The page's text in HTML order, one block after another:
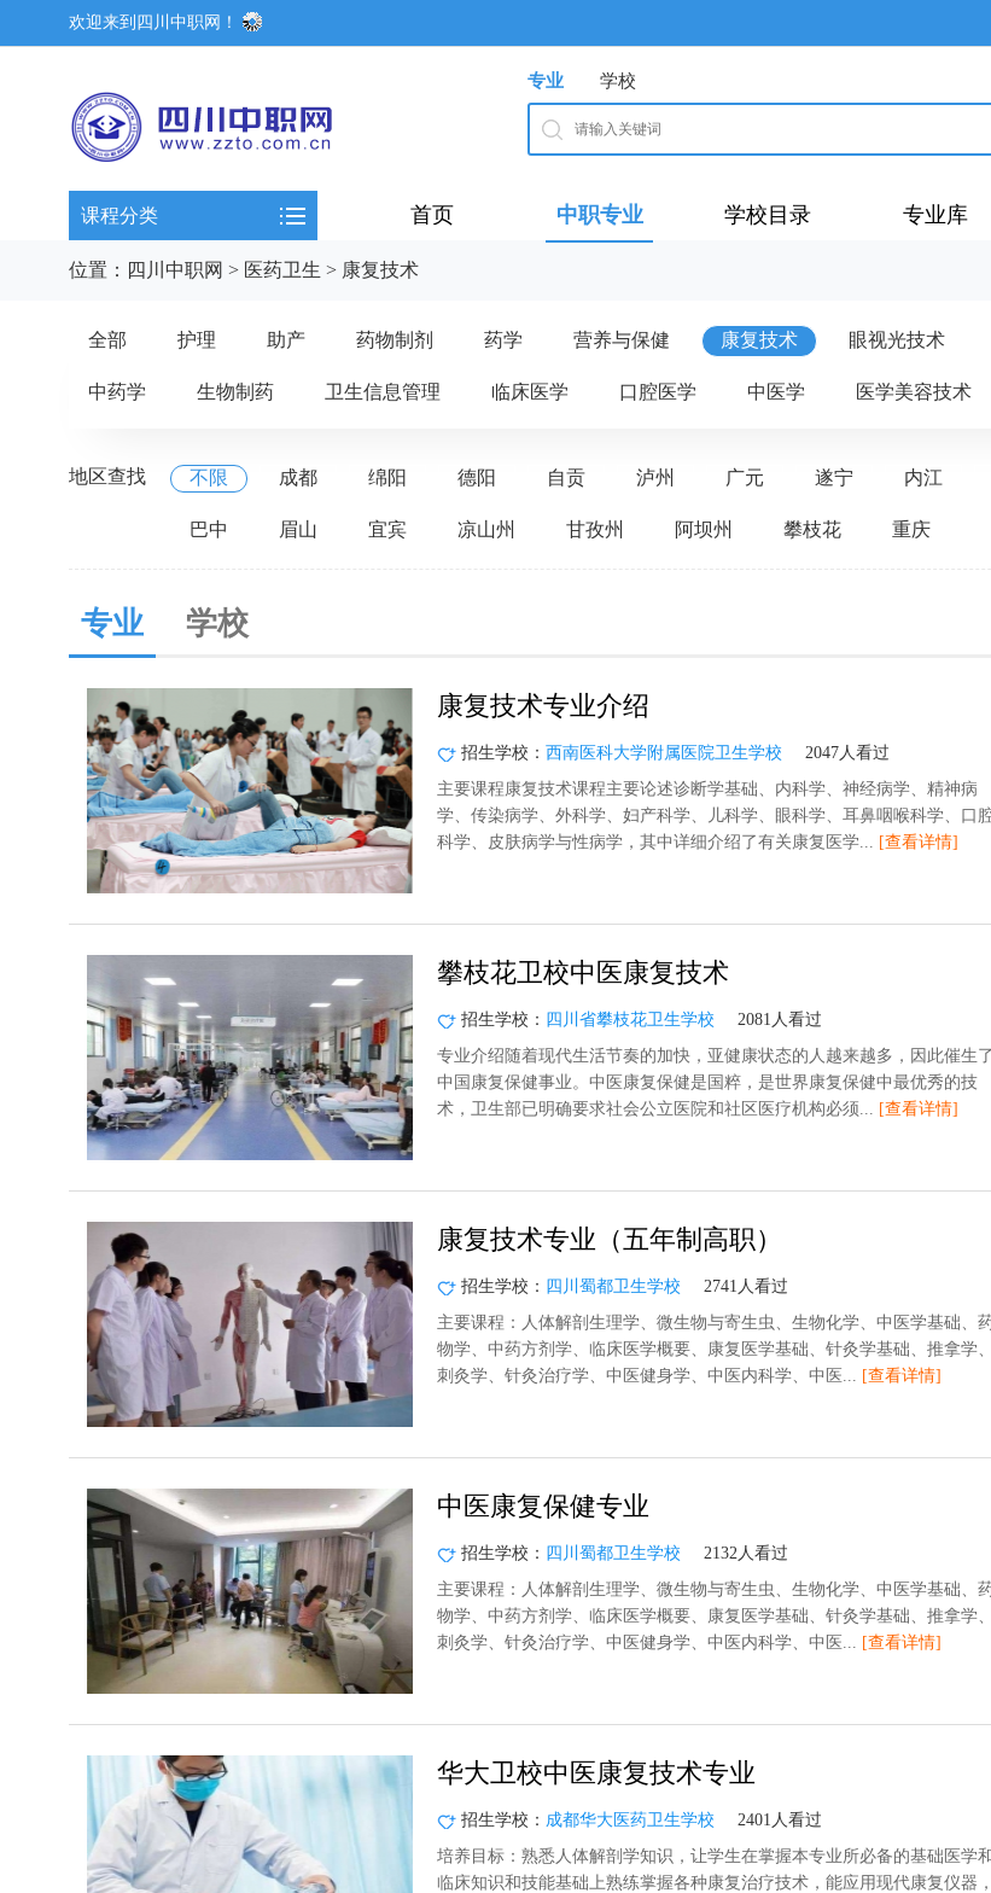
欢迎来到四川中职网！
专业 学校
课程分类 首页 中职专业 学校目录 专业库
位置： 四川中职网 > 医药卫生 > 康复技术
全部 护理 助产 药物制剂 药学 营养与保健 康复技术 眼视光技术
中药学 生物制药 卫生信息管理 临床医学 口腔医学 中医学 医学美容技术
地区查找 不限 成都 绵阳 德阳 自贡 泸州 广元 遂宁 内江
巴中 眉山 宜宾 凉山州 甘孜州 阿坝州 攀枝花 重庆
专业 学校
康复技术专业介绍
招生学校： 西南医科大学附属医院卫生学校
2047人看过
主要课程康复技术课程主要论述诊断学基础、内科学、神经病学、精神病
学、传染病学、外科学、妇产科学、儿科学、眼科学、耳鼻咽喉科学、口
科学、皮肤病学与性病学，其中详细介绍了有关康复医学... [查看详情]
攀枝花卫校中医康复技术
招生学校： 四川省攀枝花卫生学校
2081人看过
专业介绍随着现代生活节奏的加快，亚健康状态的人越来越多，因此催生了
中国康复保健事业。中医康复保健是国粹，是世界康复保健中最优秀的技
术，卫生部已明确要求社会公立医院和社区医疗机构必须... [查看详情]
康复技术专业（五年制高职）
招生学校： 四川蜀都卫生学校
2741人看过
主要课程：人体解剖生理学、微生物与寄生虫、生物化学、中医学基础、
物学、中药方剂学、临床医学概要、康复医学基础、针灸学基础、推拿学、
刺灸学、针灸治疗学、中医健身学、中医内科学、中医... [查看详情]
中医康复保健专业
招生学校： 四川蜀都卫生学校
2132人看过
主要课程：人体解剖生理学、微生物与寄生虫、生物化学、中医学基础、
物学、中药方剂学、临床医学概要、康复医学基础、针灸学基础、推拿学、
刺灸学、针灸治疗学、中医健身学、中医内科学、中医... [查看详情]
华大卫校中医康复技术专业
招生学校： 成都华大医药卫生学校
2401人看过
培养目标：熟悉人体解剖学知识，让学生在掌握本专业所必备的基础医学和
临床知识和技能基础上熟练掌握各种康复治疗技术，能应用现代康复仪器，